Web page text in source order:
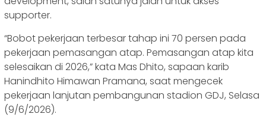
supporter.
“Bobot pekerjaan terbesar tahap ini 70 persen pada
pekerjaan pemasangan atap. Pemasangan atap kita
selesaikan di 2026,” kata Mas Dhito, sapaan karib
Hanindhito Himawan Pramana, saat mengecek
pekerjaan lanjutan pembangunan stadion GDJ, Selasa
(9/6/2026).